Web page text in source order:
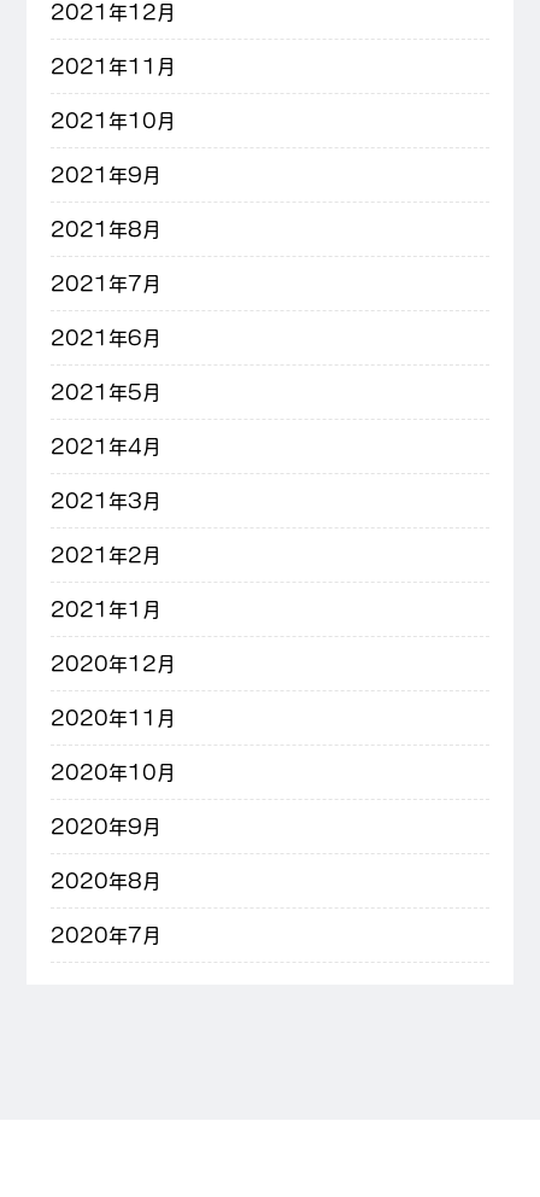
2021年12月
2021年11月
2021年10月
2021年9月
2021年8月
2021年7月
2021年6月
2021年5月
2021年4月
2021年3月
2021年2月
2021年1月
2020年12月
2020年11月
2020年10月
2020年9月
2020年8月
2020年7月